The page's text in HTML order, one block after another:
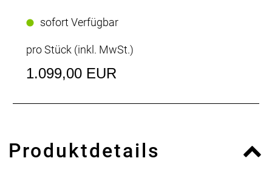
sofort Verfügbar
pro Stück (inkl. MwSt.)
1.099,00 EUR
Produktdetails